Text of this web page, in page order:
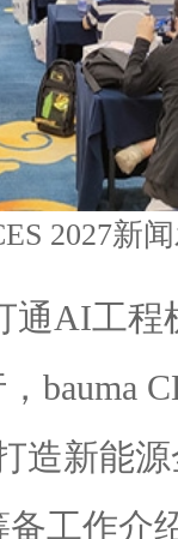
通AI工
bauma
造新能
备工作介